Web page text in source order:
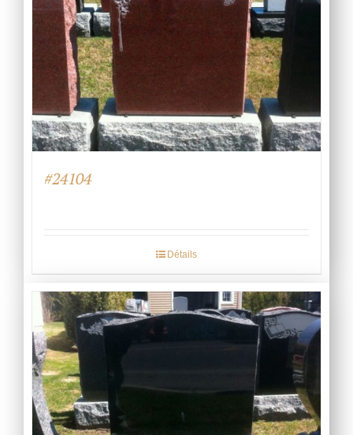
#24104
Détails